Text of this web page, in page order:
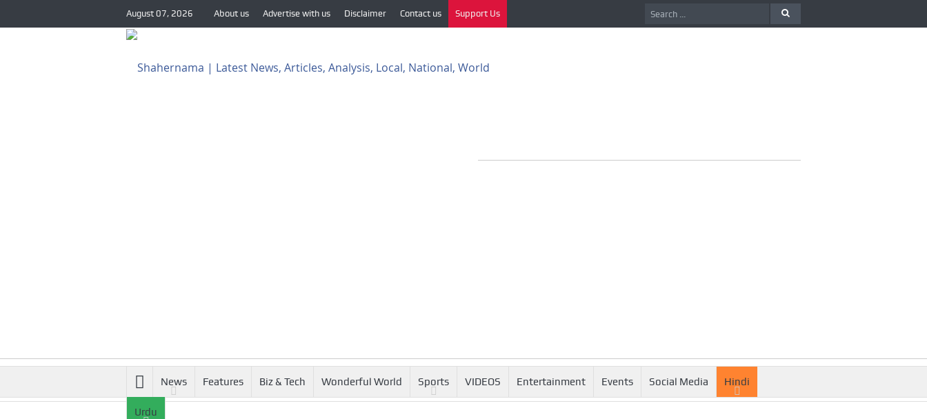
August 07, 2026 About us Advertise with us Disclaimer Contact us Support Us
News Features Biz & Tech Wonderful World Sports VIDEOS Entertainment Events Social Media Hindi
Urdu